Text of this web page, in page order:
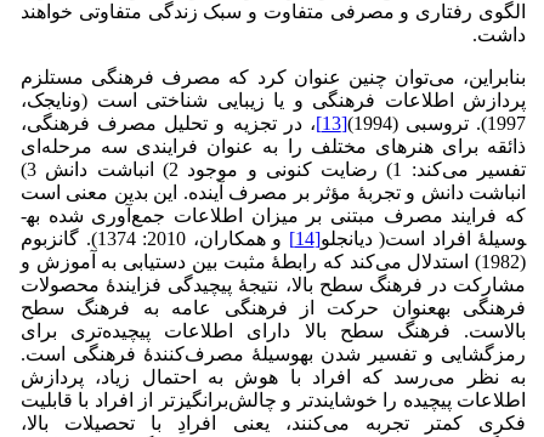
الگوی رفتاری و مصرفی متفاوت و سبک زندگی متفاوتی خواهند
داشت.
بنابراین، می‌توان چنین عنوان کرد که مصرف فرهنگی مستلزم
پردازش اطلاعات فرهنگی و یا زیبایی شناختی است (ون­ایجک،
1997). تروسبی (1994)
[13]
، در تجزیه و تحلیل مصرف فرهنگی،
ذائقه‌ برای هنرهای مختلف را به عنوان فرایندی سه مرحله‌ای
تفسیر می‌کند: 1) رضایت کنونی و موجود 2) انباشت دانش 3)
انباشت دانش و تجربۀ مؤثر بر مصرف آینده. این بدین معنی است
که فرایند مصرف مبتنی بر میزان اطلاعات جمع‌آوری شده به­
وسیلۀ افراد است( دی­انجلو[14]
و همکاران، 2010: 1374). گانزبوم
(1982) استدلال می‌کند که رابطۀ مثبت بین دستیابی به آموزش و
مشارکت در فرهنگ سطح بالا، نتیجۀ پیچیدگی فزایندۀ محصولات
فرهنگی به­عنوان حرکت از فرهنگی عامه به فرهنگ سطح
بالاست. فرهنگ سطح بالا دارای اطلاعات پیچیده‌تری برای
رمزگشایی و تفسیر شدن به­وسیلۀ مصرف‌کنندۀ فرهنگی است.
به نظر می‌رسد که افراد با هوش به احتمال زیاد، پردازش
اطلاعات پیچیده را خوشایندتر و چالش‌برانگیزتر از افراد با قابلیت
فکری کمتر تجربه می‌کنند، یعنی افرادِ با تحصیلات بالا،